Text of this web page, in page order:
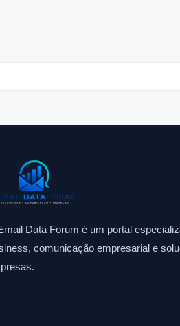
Data Forum é um portal
comunicação empresarial e